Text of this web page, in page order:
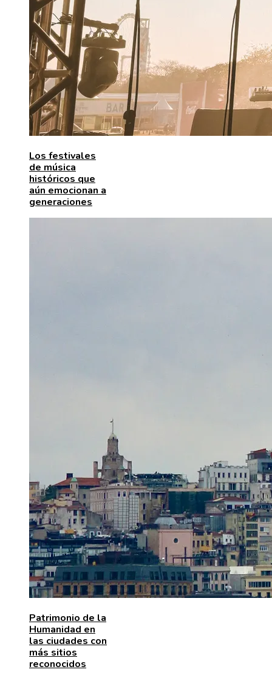
Los festivales
de música
históricos que
aún emocionan a
generaciones
Patrimonio de la
Humanidad en
las ciudades con
más sitios
reconocidos